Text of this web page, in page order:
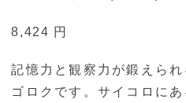
8,424 円
記憶力と観察力が鍛えら
ゴロクです。サイコロに